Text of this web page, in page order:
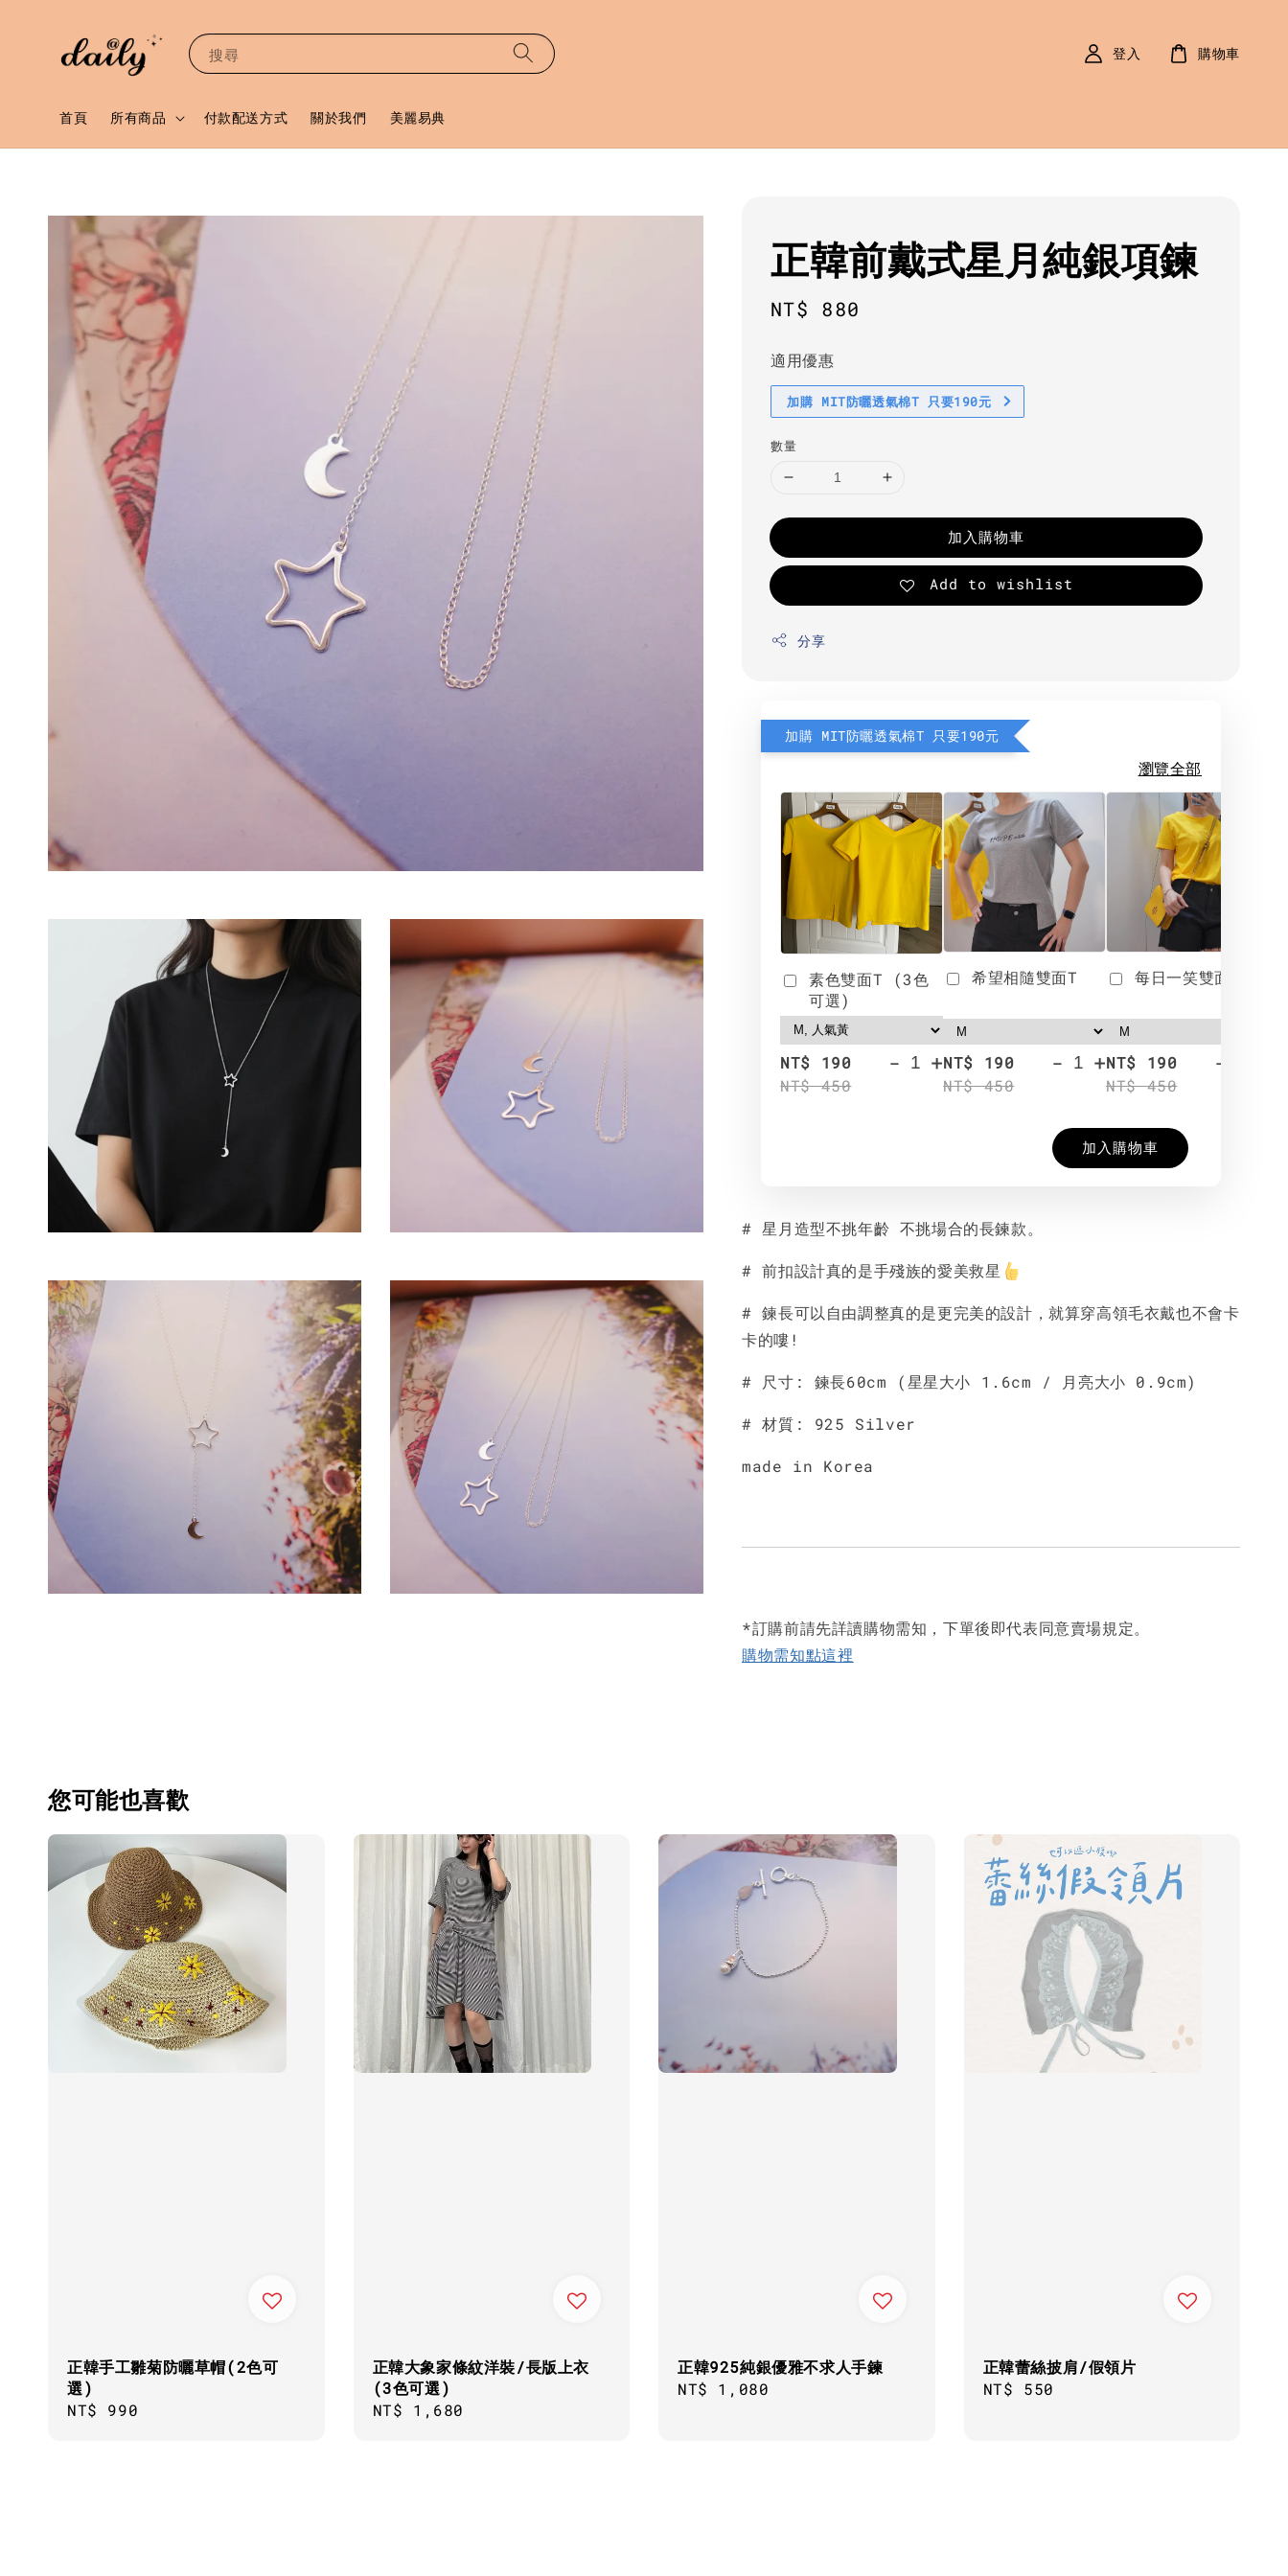
搜尋
首頁 所有商品 付款配送方式 關於我們 美麗易典
登入 購物車
正韓前戴式星月純銀項鍊
Regular
NT$ 880
適用優惠
加購 MIT防曬透氣棉T 只要190元
數量
加入購物車
Add to wishlist
分享
加購 MIT防曬透氣棉T 只要190元
瀏覽全部
素色雙面T (3色
可選)
NT$ 190
NT$ 450
- +
希望相隨雙面T
NT$ 190
NT$ 450
- +
每日一笑雙面T
NT$ 190
NT$ 450
-
加入購物車
# 星月造型不挑年齡 不挑場合的長鍊款。
# 前扣設計真的是手殘族的愛美救星
# 鍊長可以自由調整真的是更完美的設計，就算穿高領毛衣戴也不會卡
卡的嘍!
# 尺寸: 鍊長60cm (星星大小 1.6cm / 月亮大小 0.9cm)
# 材質: 925 Silver
made in Korea
*訂購前請先詳讀購物需知，下單後即代表同意賣場規定。
購物需知點這裡
您可能也喜歡
正韓手工雛菊防曬草帽(2色可
選)
Regular
NT$ 990
正韓大象家條紋洋裝/長版上衣
(3色可選)
Regular
NT$ 1,680
正韓925純銀優雅不求人手鍊
Regular
NT$ 1,080
正韓蕾絲披肩/假領片
Regular
NT$ 550